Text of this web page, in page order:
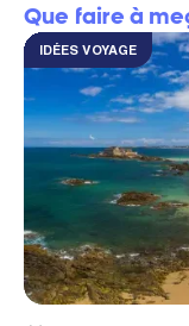
Que faire à
IDÉES VOYAGE